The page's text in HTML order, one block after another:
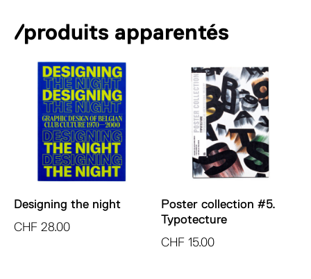
/produits apparentés
Designing the night
CHF 28.00
Poster collection #5.
Typotecture
CHF 15.00